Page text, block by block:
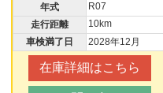
年式
R07
走行距離
10km
車検満了日
2028年12月
在庫詳細はこちら